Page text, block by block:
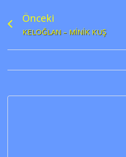
Önceki
KELOĞLAN – MINIK KUŞ